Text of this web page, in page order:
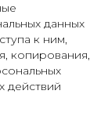
данных
к ним,
копирования,
действий